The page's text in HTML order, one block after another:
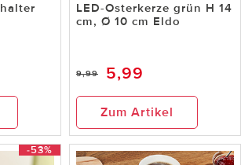
LED-Osterkerze grün H 14
cm, Ø 10 cm Eldo
9,99 5,99
Zum Artikel
-53%